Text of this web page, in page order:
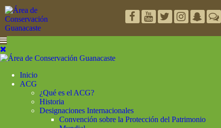
Inicio
ACG
¿Qué es el ACG?
Historia
Designaciones Internacionales
Convención sobre la Protección del Patrimonio